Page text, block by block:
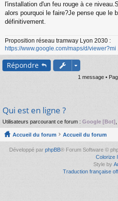
g
e
n
l
u
l'installation d'un feu rouge à ce
alors pourquoi le faire?Je pense que le
définitivement.
Proposition réseau tramway Lyon 2030 :
https://www.google.com/maps/d/viewer?mi
Répondre
1 message •
Qui est en ligne ?
Utilisateurs parcourant ce forum : Google [Bot] ,
Accueil du forum Accueil du forum
Développé par phpBB® Forum Software ©
Colorize
Style by
Traduction française